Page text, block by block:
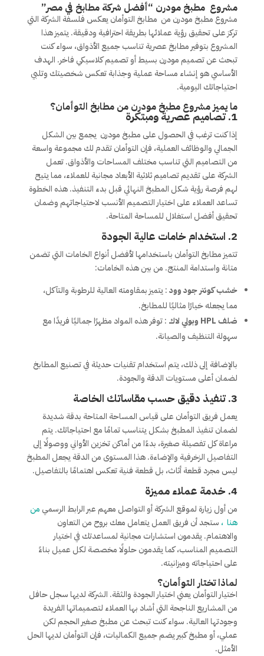
مشروع مطبخ مودرن “أفضل شركة مطابخ في مصر”
مشروع مطبخ مودرن من مطابخ التوأمان يعكس فلسفة الشركة التي
تركز على تحقيق رؤية عملائها بطريقة احترافية ودقيقة. يتميز هذا
المشروع بتوفير مطابخ عصرية تناسب جميع الأذواق، سواء كنت
تبحث عن تصميم مودرن بسيط أو تصميم كلاسيكي فاخر. الهدف
الأساسي هو إنشاء مساحة عملية وجذابة تعكس شخصيتك وتلبي
احتياجاتك اليومية.
ما يميز مشروع مطبخ مودرن من مطابخ التوأمان؟
1. تصاميم عصرية ومبتكرة
إذا كنت ترغب في الحصول على مطبخ مودرن يجمع بين الشكل
الجمالي والوظائف العملية، فإن التوأمان تقدم لك مجموعة واسعة
من التصاميم التي تناسب مختلف المساحات والأذواق. تعمل
الشركة على تقديم تصاميم ثلاثية الأبعاد مجانية للعملاء، مما يتيح
لهم فرصة رؤية شكل المطبخ النهائي قبل بدء التنفيذ. هذه الخطوة
تساعد العملاء على اختيار التصميم الأنسب لاحتياجاتهم وضمان
تحقيق أفضل استغلال للمساحة المتاحة.
2. استخدام خامات عالية الجودة
تتميز مطابخ التوأمان باستخدامها لأفضل أنواع الخامات التي تضمن
متانة واستدامة المنتج. من بين هذه الخامات:
خشب كونتر جود وود: يتميز بمقاومته العالية للرطوبة والتآكل،
مما يجعله خيارًا مثاليًا للمطابخ.
ضلف HPL وبولي لاك
: توفر هذه المواد مظهرًا جماليًا فريدًا مع
سهولة التنظيف والصيانة.
بالإضافة إلى ذلك، يتم استخدام تقنيات حديثة في تصنيع المطابخ
لضمان أعلى مستويات الدقة والجودة.
3. تنفيذ دقيق حسب مقاساتك الخاصة
يعمل فريق التوأمان على قياس المساحة المتاحة بدقة شديدة
لضمان تنفيذ المطبخ بشكل يتناسب تمامًا مع احتياجاتك. يتم
مراعاة كل تفصيلة صغيرة، بدءًا من أماكن تخزين الأواني ووصولًا إلى
التفاصيل الزخرفية والإضاءة. هذا المستوى من الدقة يجعل المطبخ
ليس مجرد قطعة أثاث، بل قطعة فنية تعكس اهتمامًا بالتفاصيل.
4. خدمة عملاء مميزة
من أول زيارة لموقع الشركة أو التواصل معهم عبر الرابط الرسمي من
هنا ، ستجد أن فريق العمل يتعامل معك بروح من التعاون
والاهتمام. يقدمون استشارات مجانية لمساعدتك في اختيار
التصميم المناسب، كما يقدمون حلولًا مخصصة لكل عميل بناءً
على احتياجاته وميزانيته.
لماذا تختار التوأمان؟
اختيار التوأمان يعني اختيار الجودة والثقة. الشركة لديها سجل حافل
من المشاريع الناجحة التي أشاد بها العملاء لتصميماتها الفريدة
وجودتها العالية. سواء كنت تبحث عن مطبخ صغير الحجم لكن
عملي، أو مطبخ كبير يضم جميع الكماليات، فإن التوأمان لديها الحل
الأمثل.